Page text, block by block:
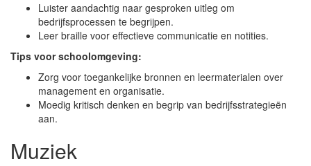
Luister aandachtig naar gesproken uitleg om
bedrijfsprocessen te begrijpen.
Leer braille voor effectieve communicatie en notities.
Tips voor schoolomgeving:
Zorg voor toegankelijke bronnen en leermaterialen over
management en organisatie.
Moedig kritisch denken en begrip van bedrijfsstrategieën
aan.
Muziek